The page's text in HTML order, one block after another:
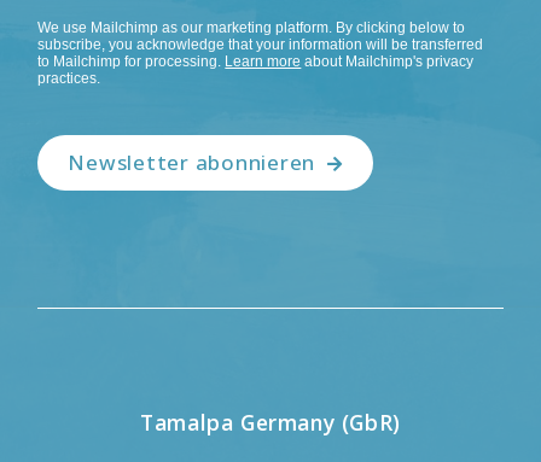
We use Mailchimp as our marketing platform. By clicking below to
subscribe, you acknowledge that your information will be transferred
to Mailchimp for processing. Learn more about Mailchimp's privacy
practices.
Newsletter abonnieren
Tamalpa Germany (GbR)